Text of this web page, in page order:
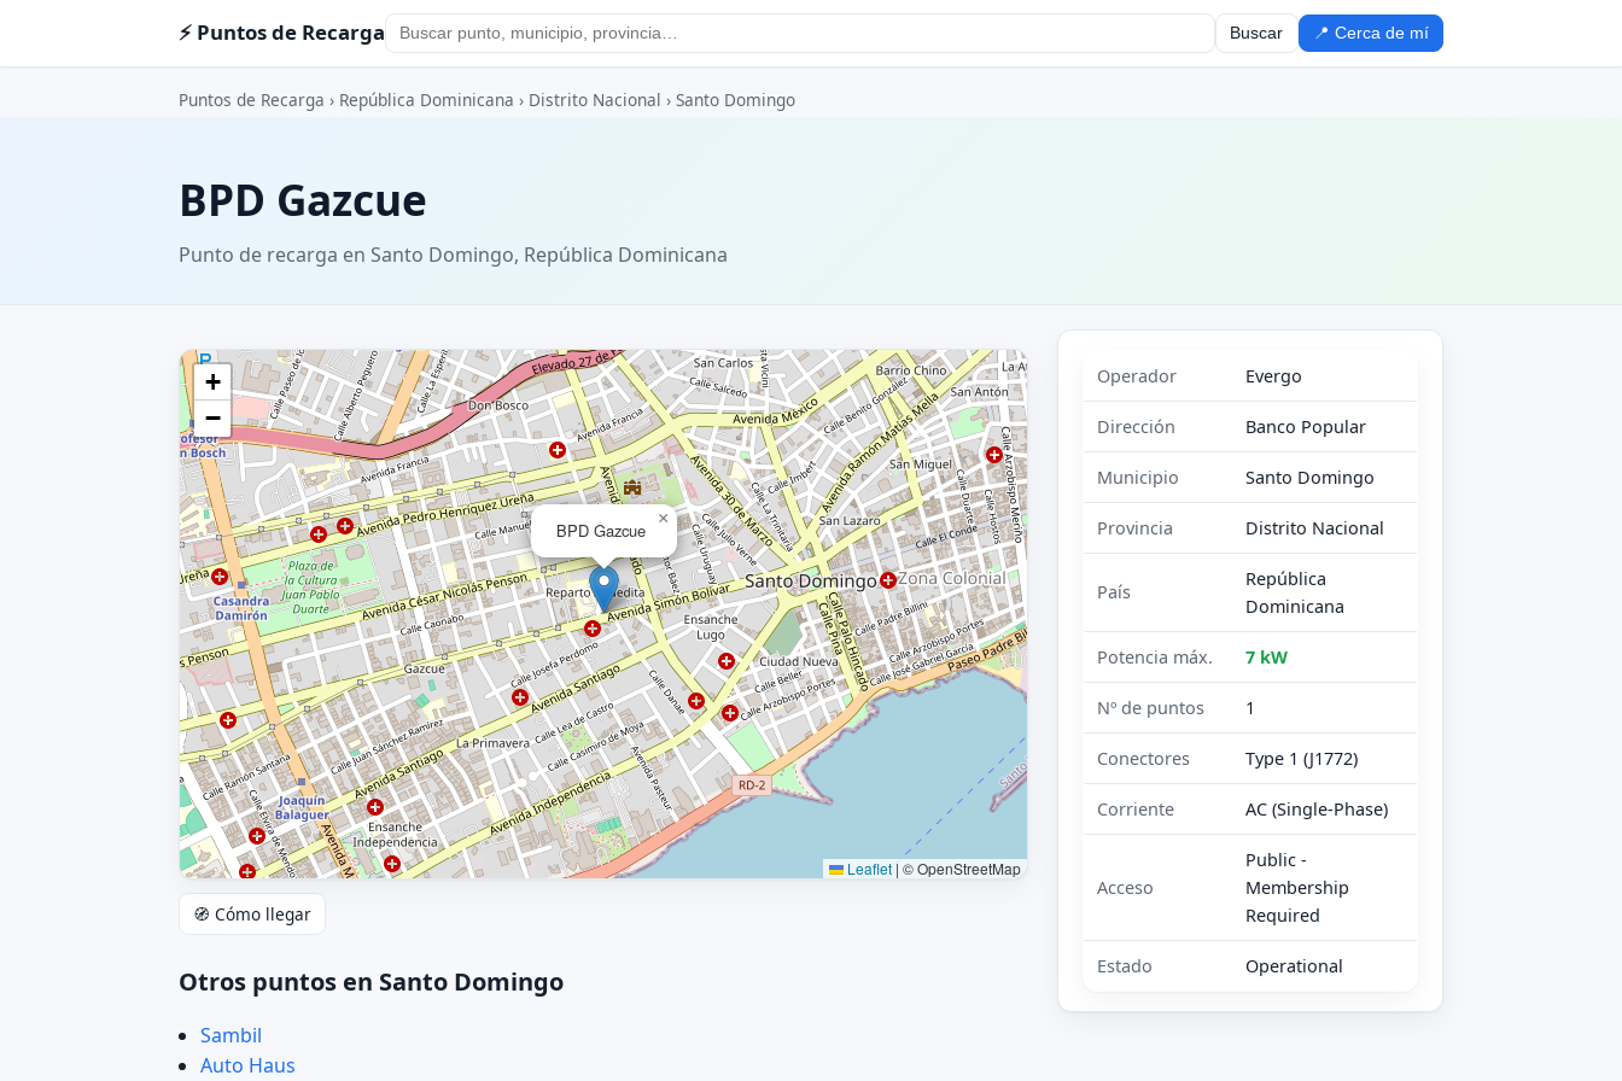
⚡ Puntos de Recarga Buscar 📍 Cerca de mí
Puntos de Recarga › República Dominicana › Distrito Nacional › Santo Domingo
BPD Gazcue
Punto de recarga en Santo Domingo, República Dominicana
BPD Gazcue
×
+
−
Leaflet | © OpenStreetMap
🧭 Cómo llegar
Otros puntos en Santo Domingo
Sambil
Auto Haus
Operador Evergo
Dirección Banco Popular
Municipio Santo Domingo
Provincia Distrito Nacional
País
República
Dominicana
Potencia máx. 7 kW
Nº de puntos 1
Conectores Type 1 (J1772)
Corriente AC (Single-Phase)
Acceso
Public -
Membership
Required
Estado Operational